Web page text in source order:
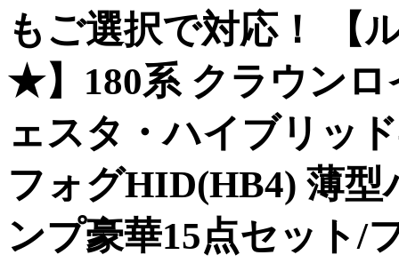
もご選択で対応！ 【
★】180系 クラウンロ
ェスタ・ハイブリッ
フォグHID(HB4) 薄
ンプ豪華15点セット/